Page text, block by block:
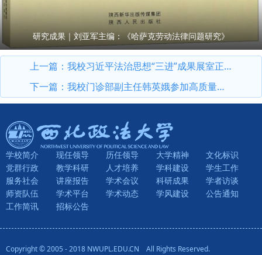
研究成果｜刘亚军主编：《哈萨克劳动法律问题研究》
上一篇： 我校习近平法治思想“三进”成果展室正式投入使用
下一篇： 我校门诊部副主任韩英娥参加高质量职场健康管理先行试点工作（西安）座谈会
学校简介 现任领导 历任领导 大学精神
文化标识
党群行政
教学科研 人才培养 学科建设
学生工作
服务社会
讲座报告 学术会议 科研成果
学者访谈
师资队伍
学术平台 学术动态 学风建设
公告通知
工作简讯
招标公告
Copyright © 2005 - 2018 NWUPL.EDU.CN All Rights Reserved.